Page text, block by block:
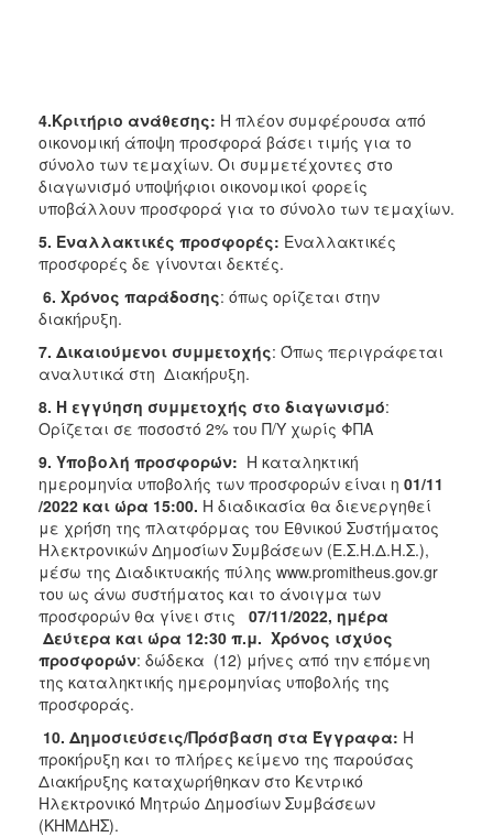
4.Κριτήριο ανάθεσης: Η πλέον συμφέρουσα από
οικονομική άποψη προσφορά βάσει τιμής για το
σύνολο των τεμαχίων. Οι συμμετέχοντες στο
διαγωνισμό υποψήφιοι οικονομικοί φορείς
υποβάλλουν προσφορά για το σύνολο των τεμαχίων.
5. Εναλλακτικές προσφορές: Εναλλακτικές
προσφορές δε γίνονται δεκτές.
6. Χρόνος παράδοσης: όπως ορίζεται στην
διακήρυξη.
7. Δικαιούμενοι συμμετοχής: Όπως περιγράφεται
αναλυτικά στη Διακήρυξη.
8. Η εγγύηση συμμετοχής στο διαγωνισμό:
Ορίζεται σε ποσοστό 2% του Π/Υ χωρίς ΦΠΑ
9. Υποβολή προσφορών: Η καταληκτική
ημερομηνία υποβολής των προσφορών είναι η 01/11
/2022 και ώρα 15:00. Η διαδικασία θα διενεργηθεί
με χρήση της πλατφόρμας του Εθνικού Συστήματος
Ηλεκτρονικών Δημοσίων Συμβάσεων (Ε.Σ.Η.Δ.Η.Σ.),
μέσω της Διαδικτυακής πύλης www.promitheus.gov.gr
του ως άνω συστήματος και το άνοιγμα των
προσφορών θα γίνει στις 07/11/2022, ημέρα
Δεύτερα και ώρα 12:30 π.μ. Χρόνος ισχύος
προσφορών: δώδεκα (12) μήνες από την επόμενη
της καταληκτικής ημερομηνίας υποβολής της
προσφοράς.
10. Δημοσιεύσεις/Πρόσβαση στα Έγγραφα: Η
προκήρυξη και το πλήρες κείμενο της παρούσας
Διακήρυξης καταχωρήθηκαν στο Κεντρικό
Ηλεκτρονικό Μητρώο Δημοσίων Συμβάσεων
(ΚΗΜΔΗΣ).